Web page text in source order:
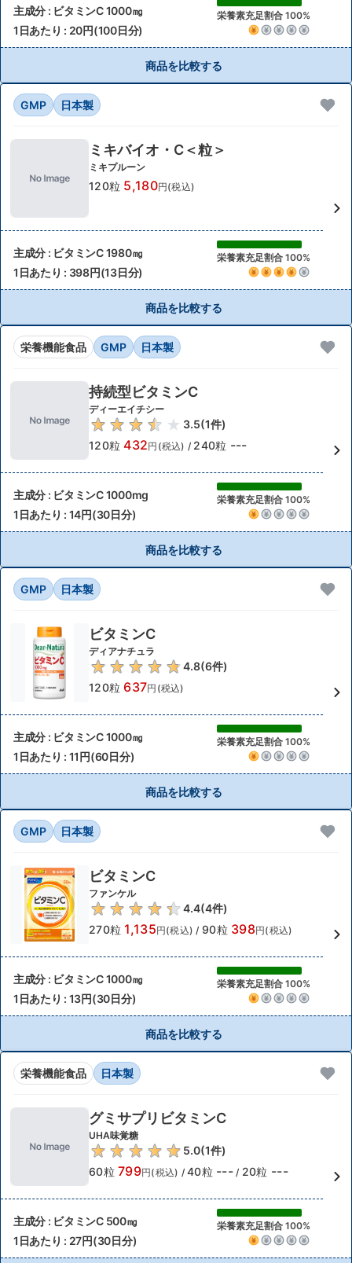
主成分 : ビタミンC 1000㎎ 栄養素充足割合 100%
1日あたり : 20円(100日分)
商品を比較する
GMP 日本製
ミキバイオ・C＜粒＞
ミキプルーン
120粒 5,180円(税込)
主成分 : ビタミンC 1980㎎ 栄養素充足割合 100%
1日あたり : 398円(13日分)
商品を比較する
栄養機能食品 GMP 日本製
持続型ビタミンC
ディーエイチシー
3.5(1件)
120粒 432円(税込) / 240粒 ---
主成分 : ビタミンC 1000mg 栄養素充足割合 100%
1日あたり : 14円(30日分)
商品を比較する
GMP 日本製
ビタミンC
ディアナチュラ
4.8(6件)
120粒 637円(税込)
主成分 : ビタミンC 1000㎎ 栄養素充足割合 100%
1日あたり : 11円(60日分)
商品を比較する
GMP 日本製
ビタミンC
ファンケル
4.4(4件)
270粒 1,135円(税込) / 90粒 398円(税込)
主成分 : ビタミンC 1000㎎ 栄養素充足割合 100%
1日あたり : 13円(30日分)
商品を比較する
栄養機能食品 日本製
グミサプリビタミンC
UHA味覚糖
5.0(1件)
60粒 799円(税込) / 40粒 --- / 20粒 ---
主成分 : ビタミンC 500㎎ 栄養素充足割合 100%
1日あたり : 27円(30日分)